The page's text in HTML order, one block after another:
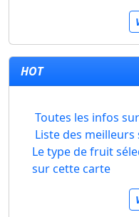
HOT
Toutes les infos
Liste des
Le type de fruit
sur cette carte